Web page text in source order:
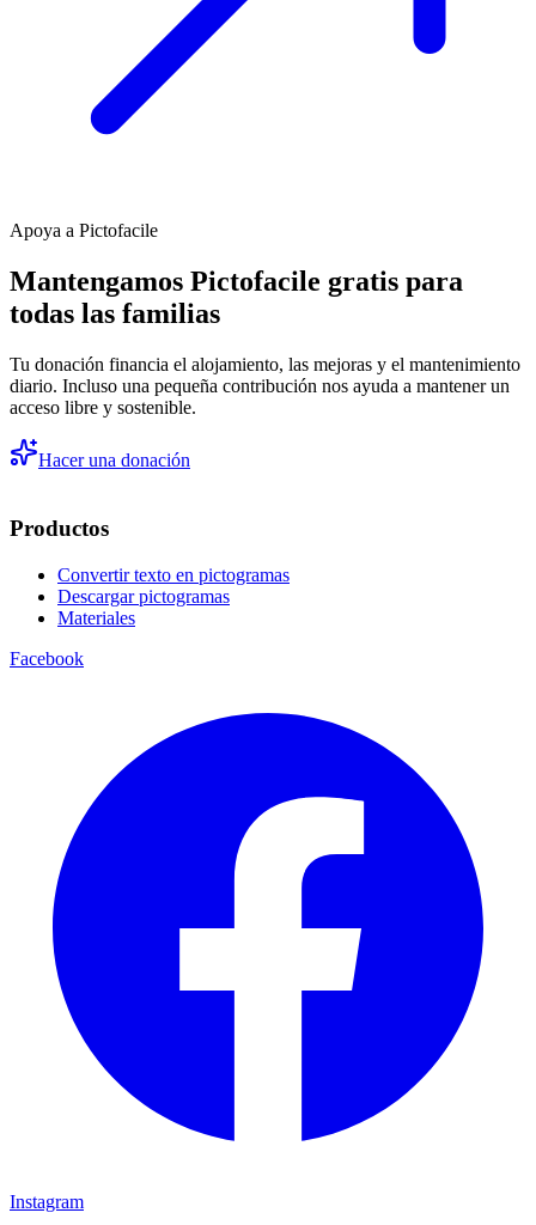
Apoya a Pictofacile
Mantengamos Pictofacile gratis para
todas las familias
Tu donación financia el alojamiento, las mejoras y el mantenimiento
diario. Incluso una pequeña contribución nos ayuda a mantener un
acceso libre y sostenible.
Hacer una donación
Productos
Convertir texto en pictogramas
Descargar pictogramas
Materiales
Facebook
Instagram